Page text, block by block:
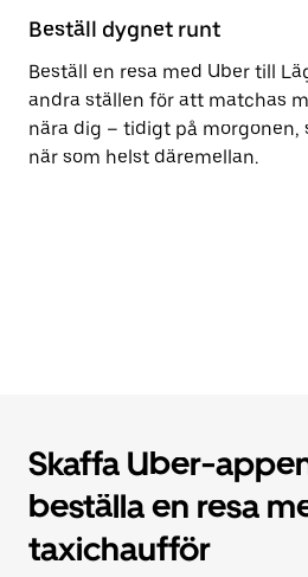
Beställ dygnet runt
Beställ en resa med Uber till
andra ställen för att matchas
nära dig – tidigt på morgonen,
när som helst däremellan.
Skaffa Uber-
beställa en resa
taxichaufför